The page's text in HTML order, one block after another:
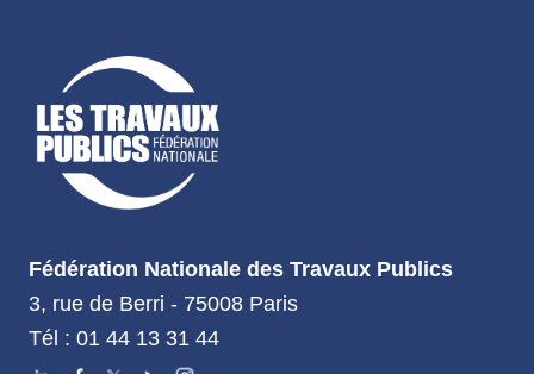
Fédération Nationale des Travaux Publics
3, rue de Berri - 75008 Paris
Tél : 01 44 13 31 44